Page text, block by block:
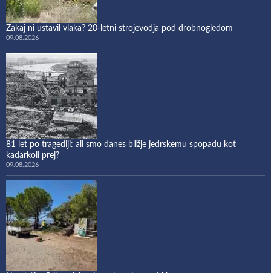
Zakaj ni ustavil vlaka? 20-letni strojevodja pod drobnogledom
09.08.2026
81 let po tragediji: ali smo danes bližje jedrskemu spopadu kot
kadarkoli prej?
09.08.2026